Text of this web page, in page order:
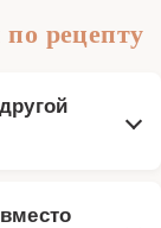
рецепту